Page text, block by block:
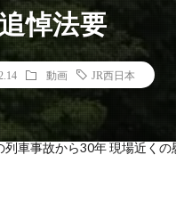
悼法要
動画 JR西日本
列車事故から30年 現場近く